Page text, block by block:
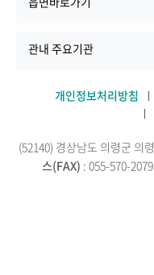
관내 주요기관
개인정보처리방침
(52140) 경상남도 의령군 의
스(FAX) : 055-570-2079